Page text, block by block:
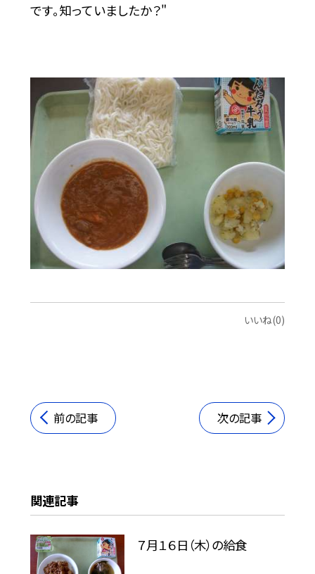
です。知っていましたか？"
いいね(0)
前の記事 次の記事
関連記事
７月１６日（木）の給食